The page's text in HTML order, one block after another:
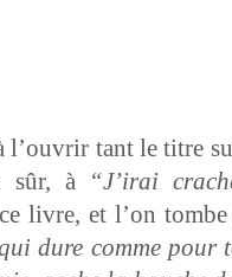
l’ou­vrir tant le titre
sûr, à “J’i­rai
livre, et l’on
dure comme pour